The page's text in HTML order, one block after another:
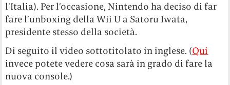
l’Italia). Per l’occasione, Nintendo ha deciso di far
fare l’unboxing della Wii U a Satoru Iwata,
presidente stesso della società.
Di seguito il video sottotitolato in inglese. (Qui
invece potete vedere cosa sarà in grado di fare la
nuova console.)